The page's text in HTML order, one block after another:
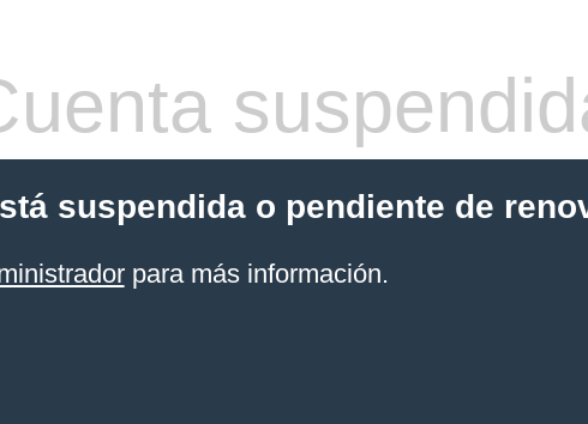
suspendida o pendiente de
para más información.